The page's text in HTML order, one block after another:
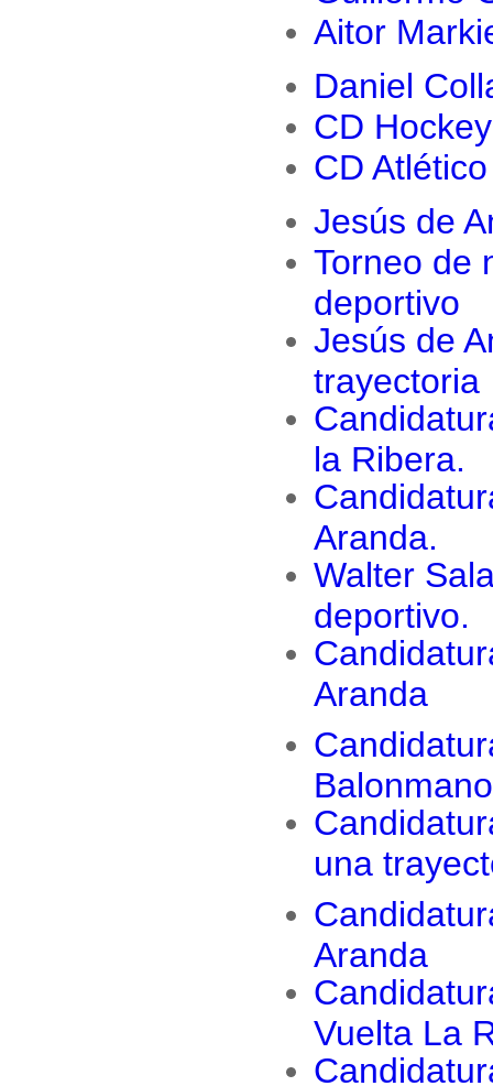
Aitor
Daniel
CD
CD
Jesús de
Torneo de
deportivo
Jesús de
trayectoria
la Ribera.
Aranda.
Walter
deportivo.
Aranda
una
Aranda
Vuelta La